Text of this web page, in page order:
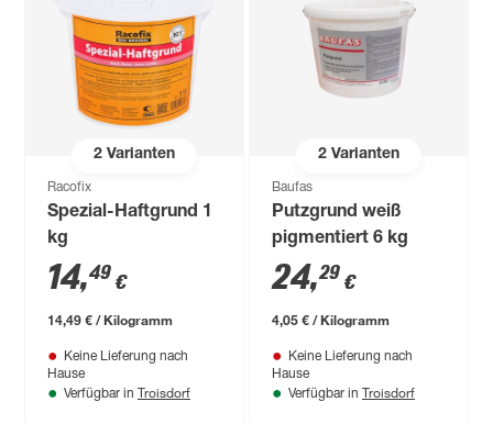
2Varianten
Racofix
Spezial-Haftgrund 1
kg
14,49 €
14,49 € / Kilogramm
Keine Lieferung nach
Hause
Verfügbar in Troisdorf
2Varianten
Baufas
Putzgrund weiß
pigmentiert 6 kg
24,29 €
4,05 € / Kilogramm
Keine Lieferung nach
Hause
Verfügbar in Troisdorf